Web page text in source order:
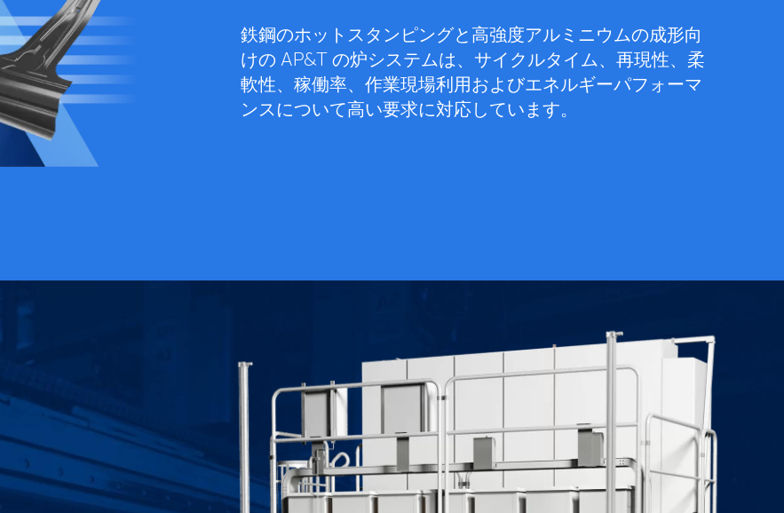
鉄鋼のホットスタンピングと高強度アルミニウムの成形向
けの AP&T の炉システムは、サイクルタイム、再現性、柔
軟性、稼働率、作業現場利用およびエネルギーパフォーマ
ンスについて高い要求に対応しています。